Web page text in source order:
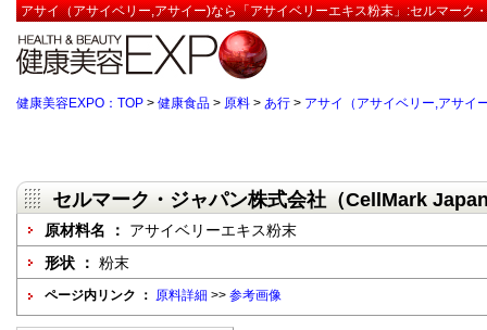
アサイ（アサイベリー,アサイー)なら「アサイベリーエキス粉末」:セルマー
健康美容EXPO：TOP > 健康食品 > 原料 > あ行 > アサイ（アサイベリー,アサイ
セルマーク・ジャパン株式会社（CellMark
原材料名 ： アサイベリーエキス粉末
形状 ： 粉末
ページ内リンク ： 原料詳細 >> 参考画像